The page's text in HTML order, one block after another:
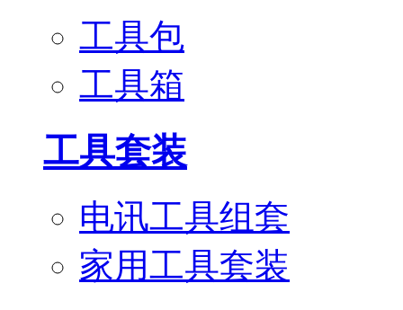
工具包
工具箱
工具套装
电讯工具组套
家用工具套装